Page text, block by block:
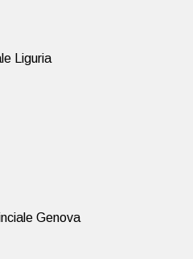
Liguria
Genova